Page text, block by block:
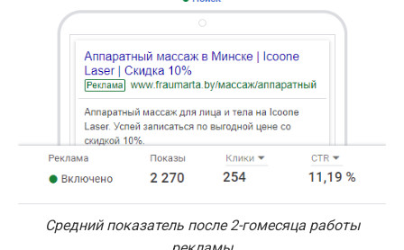
Средний показатель после 2-гомесяца работы